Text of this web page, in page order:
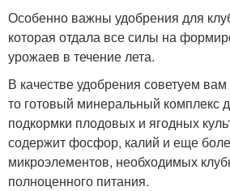
Особенно важны удобрения для
которая отдала все силы на
урожаев в течение лета.
В качестве удобрения советуем вам
то готовый минеральный комплекс
подкормки плодовых и ягодных
содержит фосфор, калий и еще
микроэлементов, необходимых
полноценного питания.